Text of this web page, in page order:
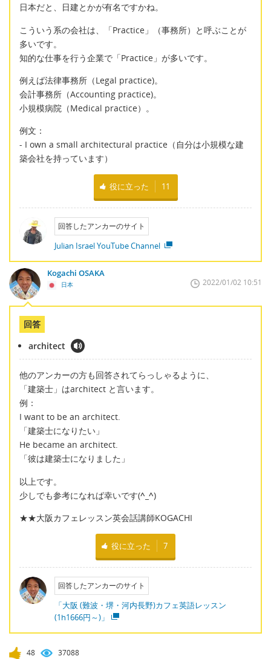
日本だと、日建とかが有名ですかね。
こういう系の会社は、「Practice」（事務所）と呼ぶことが
多いです。
知的な仕事を行う企業で「Practice」が多いです。
例えば法律事務所（Legal practice)。
会計事務所（Accounting practice)。
小規模病院（Medical practice）。
例文：
- I own a small architectural practice（自分は小規模な建
築会社を持っています）
役に立った 11
回答したアンカーのサイト
Julian Israel YouTube Channel
Kogachi OSAKA
日本 2022/01/02 10:51
回答
architect
他のアンカーの方も回答されてらっしゃるように、
「建築士」はarchitect と言います。
例：
I want to be an architect.
「建築士になりたい」
He became an architect.
「彼は建築士になりました」
以上です。
少しでも参考になれば幸いです(^_^)
★★大阪カフェレッスン英会話講師KOGACHI
役に立った 7
回答したアンカーのサイト
「大阪 (難波・堺・河内長野)カフェ英語レッスン
(1h1666円～)」
48 37088